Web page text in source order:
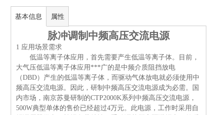
基本信息 属性
脉冲调制中频高压交流电源
1 应用场景需求
低温等离子体应用，首先需要产生低温等离子体。目前，
大气压低温等离子体应用***广的是中频介质阻挡放电
（DBD）产生的低温等离子体，而驱动气体放电就必须使用中
频高压交流电源。因此，研制中频高压交流电源成为必需。国
内市场，南京苏曼研制的CTP2000K系列中频高压交流电源，
500W典型单体的售价已经超过4万元。此电源，工作时采用自